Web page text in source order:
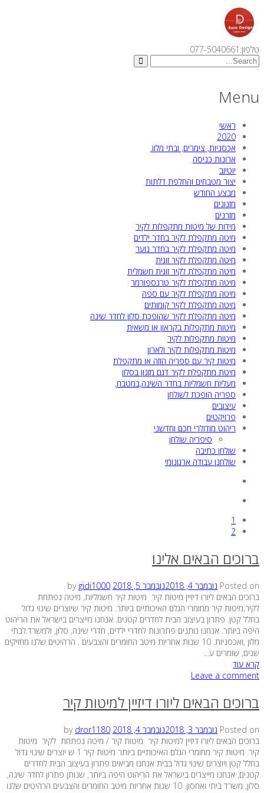
טלפון:077-5040661
Menu
ראשי
2020
אכסניות, צימרים, ובתי מלון.
ארונות כניסה
יוטיוב
יצור מטבחים והחלפת דלתות
מבצע החודש
מזנונים
מזרנים
מידות של מיטות מתקפלות לקיר
מיטה מתקפלת לקיר בחדר ילדים
מיטה מתקפלת לקיר בחדר נוער
מיטה מתקפלת לקיר זוגית
מיטה מתקפלת לקיר זוגית חשמלית
מיטה מתקפלת לקיר טרנספורמר
מיטה מתקפלת לקיר עם ספה
מיטה מתקפלת לקיר קומותים
מיטה מתקפלת לקיר שהופכת סלון לחדר שינה
מיטות מתקפלות בקראון או משאית
מיטות מתקפלות לקיר
מיטות מתקפלות לקיר ולארון
מיטות קיר עם ספריה הזזה או מתקפלת
מיטת מתקפלת לקיר דגם מזנון בסלון
מעליות חשמליות בחדר השינה,במטבח,
ספריה הופכת לשולחן
עיצובים
פרויקטים
ריהוט מודולרי חכם וחדשני
סיפריה שולחן
שולחן כתיבה
שולחנן עבודה ארגונומי
1
2
ברוכים הבאים אלינו
Posted on נובמבר 4, 2018 נובמבר 5, 2018
gidi1000
ברוכים הבאים ליורו דיזיין מיטות קיר מיטות קיר חשמליות, מיטה נפתחת
לקיר,מיטות קיר מחומרי הגלם האיכותיים ביותר. מיטות קיר שיוצרים שינוי גדול
בחלל קטן. פתרון בעיצוב הבית לחדרים קטנים. אנחנו מייצרים בישראל את הריהוט
היפה ביותר. אנחנו נותנים פתרונות לחדרי ילדים, חדרי שינה, סלון, ולמשרד.לבתי
מלון ,ואכסניות. 10 שנות אחריות מיטב החומרים והצבעים . הרהיטים שלנו מחזיקים
שנים, שומרים ע...
קרא עוד
Leave a comment
ברוכים הבאים ליורו דיזיין למיטות קיר
Posted on נובמבר 3, 2018 נובמבר 4, 2018
dror1180
ברוכים הבאים ליורו דיזיין למיטות קיר מיטות קיר / מיטה נפתחת לקיר מיטות
קיר. מיטות קיר מחומרי הגלם האיכותיים ביותר מיטות קיר 1 ש יוצרים שינוי גדול
בחלל קטן ויוצרים שינוי גדול בבית אנחנו מביאים פתרון בעיצוב הבית לחדרים
קטנים, אנחנו מייצרים בישראל את הריהוט היפה ביותר, שנותן פתרון לחדר שינה,
סלון, משרד ביתי ואחסון. 10 שנות אחריות מיטב החומרים והצבעים הרהיטים שלנו